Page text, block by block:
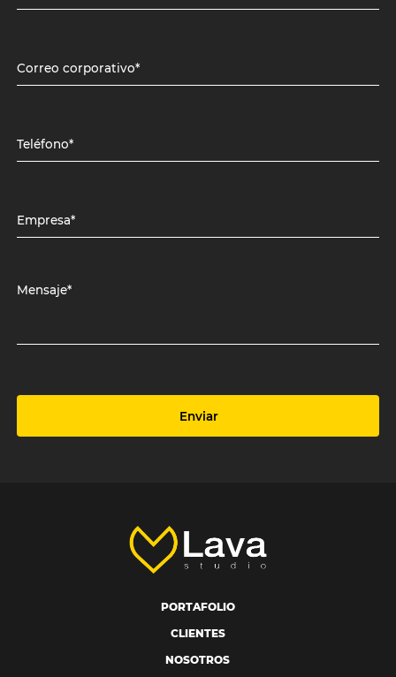
Correo corporativo*
Teléfono*
Empresa*
Mensaje*
Enviar
PORTAFOLIO
CLIENTES
NOSOTROS